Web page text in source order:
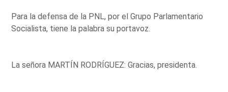
Para la defensa de la PNL, por el Grupo Parlamentario
Socialista, tiene la palabra su portavoz.
La señora MARTÍN RODRÍGUEZ: Gracias, presidenta.